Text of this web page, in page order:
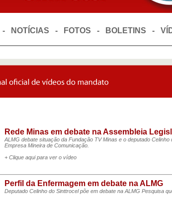
- NOTÍCIAS - FOTOS - BOLETINS -
Rede Minas em debate na Assembleia
ALMG debate situação da Fundação TV Minas e o deputado
Empresa Mineira de Comunicação.
+ Clique aqui para ver o vídeo
Perfil da Enfermagem em debate na ALMG
Deputado Celinho do Sinttrocel põe em debate na ALMG Pesquisa